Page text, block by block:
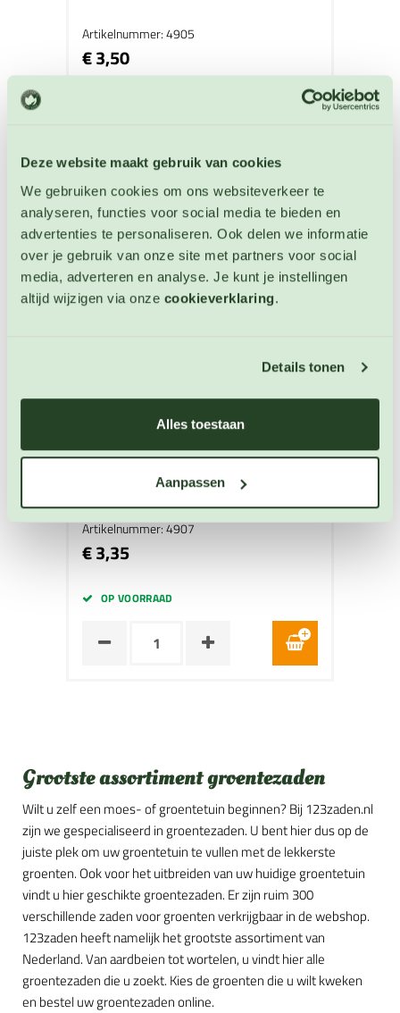
Deze website maakt gebruik van cookies
We gebruiken cookies om ons websiteverkeer te
analyseren, functies voor social media te bieden en
advertenties te personaliseren. Ook delen we informatie
over je gebruik van onze site met partners voor social
media, adverteren en analyse. Je kunt je instellingen
altijd wijzigen via onze cookieverklaring.
Details tonen
Alles toestaan
Aanpassen
Artikelnummer: 4905
€ 3,50
Lente-ui Welsh Winter Nest
Artikelnummer: 4907
€ 3,35
OP VOORRAAD
Grootste assortiment groentezaden
Wilt u zelf een moes- of groentetuin beginnen? Bij 123zaden.nl
zijn we gespecialiseerd in groentezaden. U bent hier dus op de
juiste plek om uw groentetuin te vullen met de lekkerste
groenten. Ook voor het uitbreiden van uw huidige groentetuin
vindt u hier geschikte groentezaden. Er zijn ruim 300
verschillende zaden voor groenten verkrijgbaar in de webshop.
123zaden heeft namelijk het grootste assortiment van
Nederland. Van aardbeien tot wortelen, u vindt hier alle
groentezaden die u zoekt. Kies de groenten die u wilt kweken
en bestel uw groentezaden online.